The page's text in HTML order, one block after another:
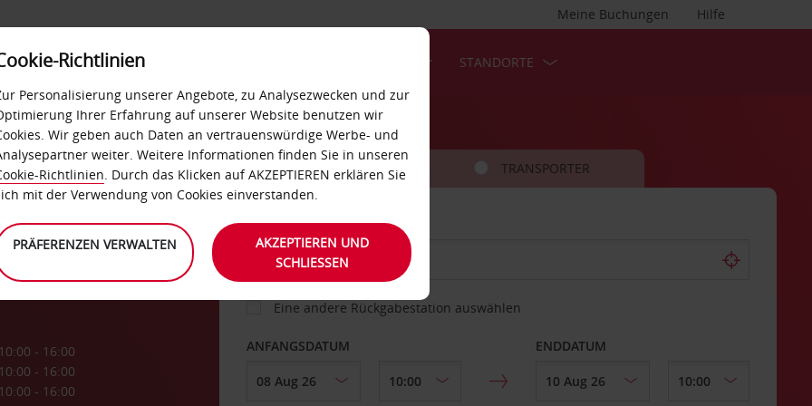
Hilfe
Meine Buchungen
SELF-SERVICES STANDORTE
10:00 - 16:00
10:00 - 16:00
10:00 - 16:00
FAHRZEUG TRANSPORTER
ABHOLEN VON
Eine andere Rückgabestation auswählen
ANFANGSDATUM ENDDATUM
Richtlinien
Personalisierung unserer Angebote, zu Analysezwecken und zur
Ihrer Erfahrung auf unserer Website benutzen wir
Wir geben auch Daten an vertrauenswürdige Werbe- und
weiter. Weitere Informationen finden Sie in unseren
Richtlinien. Durch das Klicken auf AKZEPTIEREN erklären Sie
mit der Verwendung von Cookies einverstanden.
PRÄFERENZEN VERWALTEN
AKZEPTIEREN UND
SCHLIESSEN